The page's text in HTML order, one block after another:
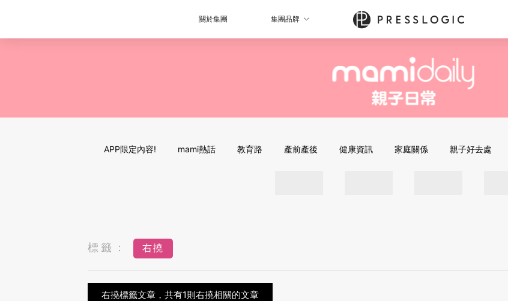
關於集團 集團品牌
APP限定內容! mami熱話 教育路 產前產後 健康資訊 家庭關係 親子好去處
標籤： 右撓
右撓標籤文章，共有1則右撓相關的文章